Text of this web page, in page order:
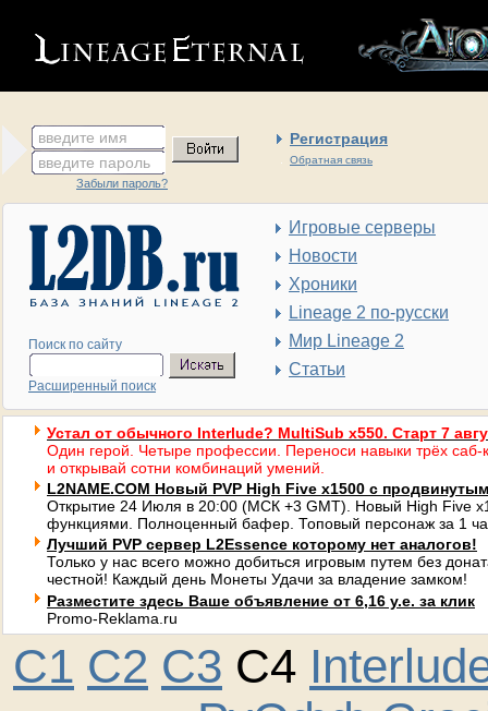
введите имя Регистрация
Обратная связь
введите пароль
Забыли пароль?
Поиск по сайту
Расширенный поиск
Игровые серверы
Новости
Хроники
Lineage 2 по-русски
Мир Lineage 2
Статьи
Устал от обычного Interlude? MultiSub x550. Старт 7
Один герой. Четыре профессии. Переноси навыки трёх саб-
и открывай сотни комбинаций умений.
L2NAME.COM Новый PVP High Five x1500 с
Открытие 24 Июля в 20:00 (МСК +3 GMT). Новый High Five
функциями. Полноценный бафер. Топовый персонаж за 1
Лучший PVP сервер L2Essence которому нет аналогов!
Только у нас всего можно добиться игровым путем без
честной! Каждый день Монеты Удачи за владение замком!
Разместите здесь Ваше объявление от 6,16 у.е. за клик
Promo-Reklama.ru
C1 C2 C3 C4